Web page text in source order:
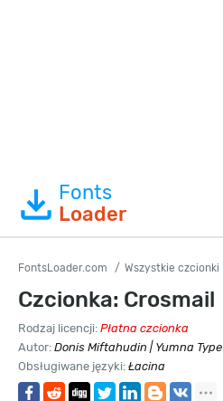
Fonts
Loader
FontsLoader.com Wszystkie czcionki
Czcionka: Crosmail
Rodzaj licencji: Płatna czcionka
Autor: Donis Miftahudin | Yumna Type
Obsługiwane języki: Łacina